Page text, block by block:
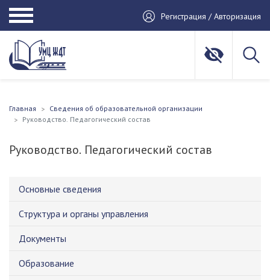
Регистрация / Авторизация
Главная
Сведения об образовательной организации
Руководство. Педагогический состав
Руководство. Педагогический состав
Основные сведения
Структура и органы управления
Документы
Образование